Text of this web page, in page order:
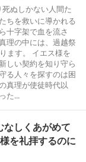
ぬしかない人間た
ちを救いに導かれる
十字架で血を流さ
理の中には、過越祭
ます。 イエス様を
しい契約を知り守ら
る人々を探すのは困
真理が使徒時代以
た...
なしくあがめて
を礼拝するのに